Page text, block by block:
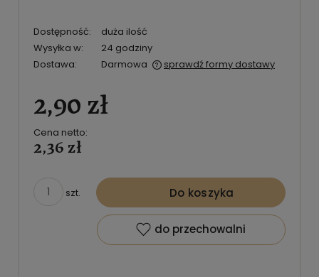
Dostępność:
duża ilość
Wysyłka w:
24 godziny
Dostawa:
Darmowa
sprawdź formy dostawy
2,90 zł
Cena netto:
2,36 zł
szt. Do koszyka
do przechowalni